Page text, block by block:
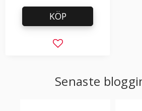
Lägg till i favoriter
KÖP
Senaste